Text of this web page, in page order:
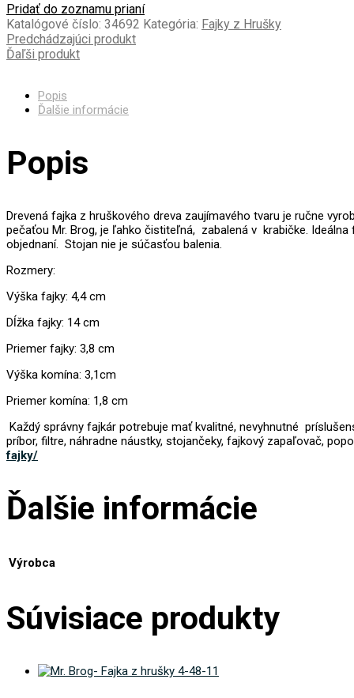
Pridať do zoznamu prianí
Katalógové číslo: 34692 Kategória: Fajky z Hrušky
Predchádzajúci produkt
Ďaľši produkt
Popis
Ďalšie informácie
Popis
Drevená fajka z hruškového dreva zaujímavého tvaru je ručne
pečaťou Mr. Brog, je ľahko čistiteľná, zabalená v krabičke.
objednaní. Stojan nie je súčasťou balenia.
Rozmery:
Výška fajky: 4,4 cm
Dĺžka fajky: 14 cm
Priemer fajky: 3,8 cm
Výška komína: 3,1cm
Priemer komína: 1,8 cm
Každý správny fajkár potrebuje mať kvalitné, nevyhnutné
príbor, filtre, náhradne náustky, stojančeky, fajkový zapaľovač,
fajky/
Ďalšie informácie
Výrobca
Súvisiace produkty